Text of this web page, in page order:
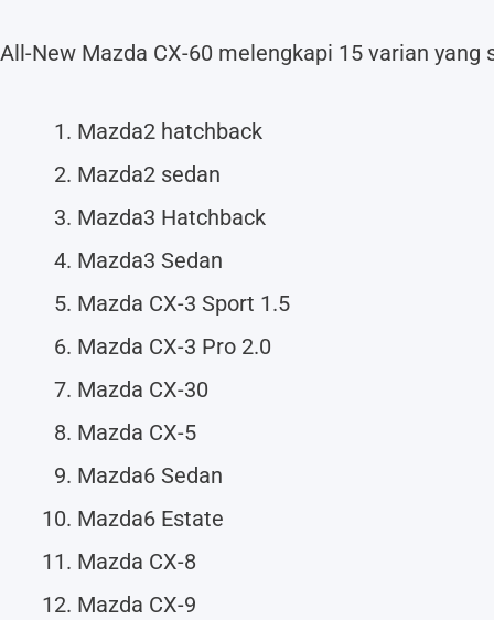
All-New Mazda CX-60 melengkapi 15 varian
Mazda2 hatchback
Mazda2 sedan
Mazda3 Hatchback
Mazda3 Sedan
Mazda CX-3 Sport 1.5
Mazda CX-3 Pro 2.0
Mazda CX-30
Mazda CX-5
Mazda6 Sedan
Mazda6 Estate
Mazda CX-8
Mazda CX-9